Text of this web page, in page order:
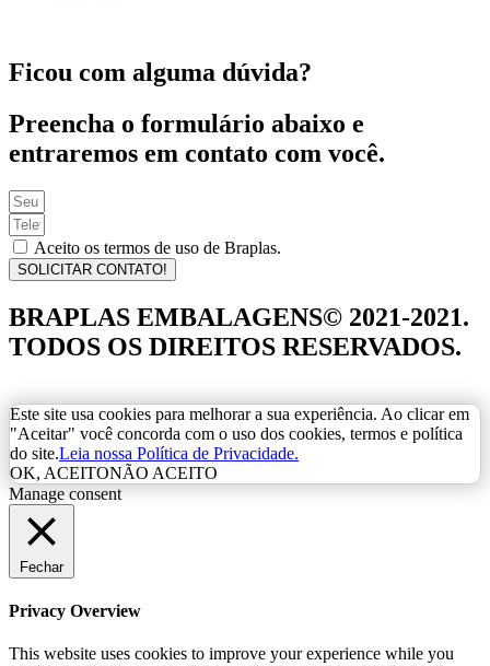
Ficou com alguma dúvida?
Preencha o formulário abaixo e
entraremos em contato com você.
Aceito os termos de uso de Braplas.
SOLICITAR CONTATO!
BRAPLAS EMBALAGENS© 2021-2021.
TODOS OS DIREITOS RESERVADOS.
Este site usa cookies para melhorar a sua experiência. Ao clicar em
"Aceitar" você concorda com o uso dos cookies, termos e política
do site.Leia nossa Política de Privacidade.
OK, ACEITONÃO ACEITO
Manage consent
Fechar
Privacy Overview
This website uses cookies to improve your experience while you